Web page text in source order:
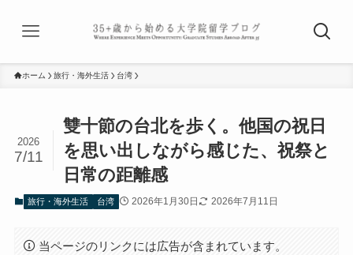
ホーム 旅行・海外生活 台湾
雙十節の台北を歩く。他国の祝日
を思い出しながら感じた、祝祭と
日常の距離感
2026
7/11
旅行・海外生活 台湾 2026年1月30日 2026年7月11日
当ページのリンクには広告が含まれています。